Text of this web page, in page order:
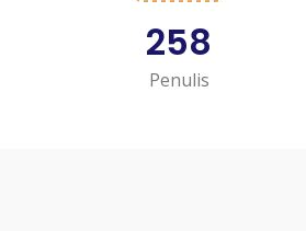
258
Penulis